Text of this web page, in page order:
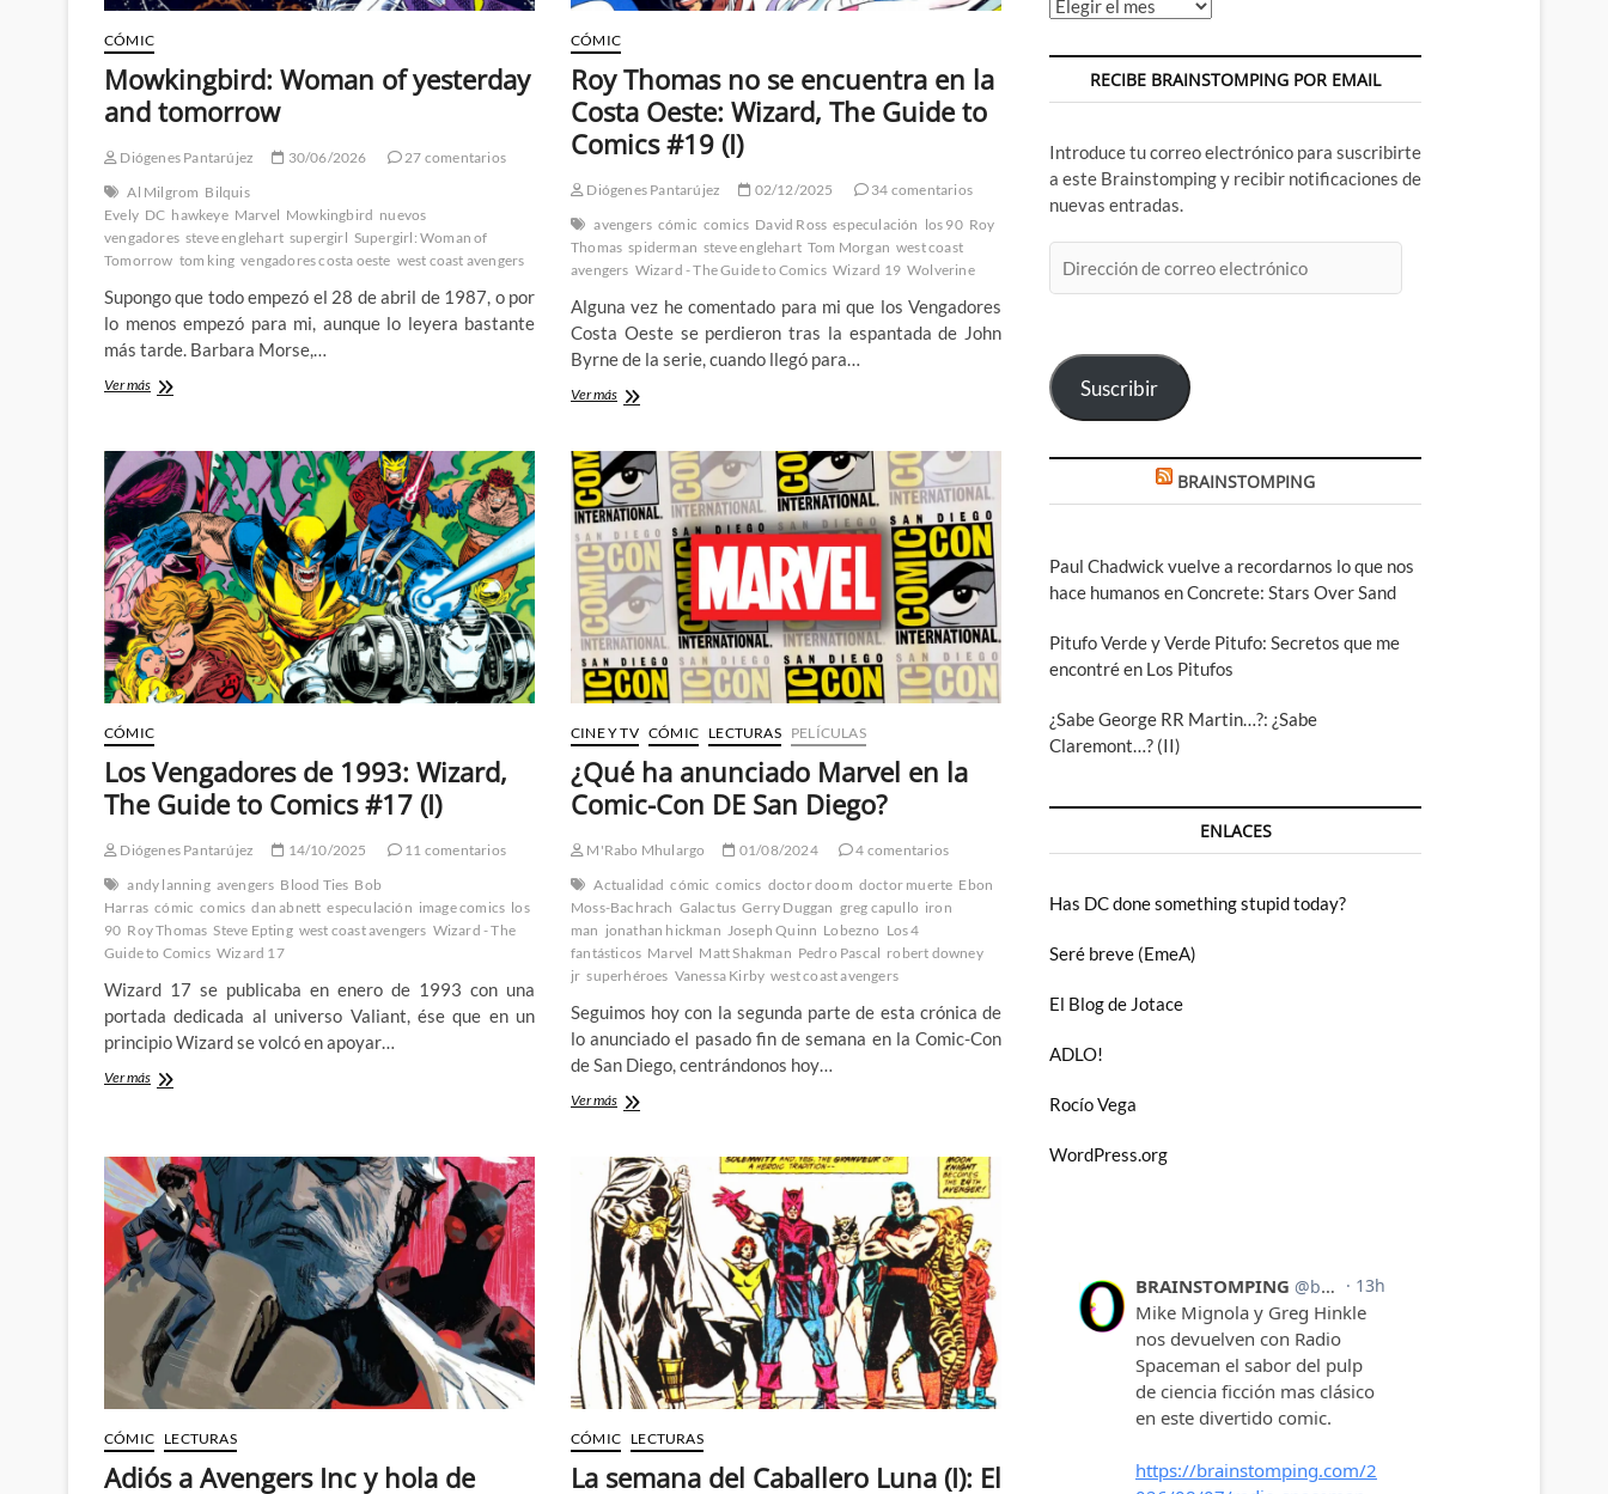
CÓMIC
Mowkingbird: Woman of yesterday
and tomorrow
Diógenes Pantarújez 30/06/2026
27 comentarios
Al Milgrom Bilquis
Evely DC hawkeye Marvel Mowkingbird nuevos
vengadores steve englehart supergirl Supergirl: Woman of
Tomorrow tom king vengadores costa oeste west coast avengers
Supongo que todo empezó el 28 de abril de 1987, o por
lo menos empezó para mi, aunque lo leyera bastante
más tarde. Barbara Morse,…
Ver másMowkingbird:
yesterday
and
tomorrow
CÓMIC
Roy Thomas no se encuentra en la
Costa Oeste: Wizard, The Guide to
Comics #19 (I)
Diógenes Pantarújez 02/12/2025
34 comentarios
avengers cómic comics David Ross especulación los 90 Roy
Thomas spiderman steve englehart Tom Morgan west coast
avengers Wizard - The Guide to Comics Wizard 19 Wolverine
Alguna vez he comentado para mi que los Vengadores
Costa Oeste se perdieron tras la espantada de John
Byrne de la serie, cuando llegó para…
Ver másRoy
se
encuentra
en
la
Costa
Oeste:
Wizard,
The
Guide
to
Comics
#19
CÓMIC
Los Vengadores de 1993: Wizard,
The Guide to Comics #17 (I)
Diógenes Pantarújez 14/10/2025
11 comentarios
andy lanning avengers Blood Ties Bob
Harras cómic comics dan abnett especulación image comics los
90 Roy Thomas Steve Epting west coast avengers Wizard - The
Guide to Comics Wizard 17
Wizard 17 se publicaba en enero de 1993 con una
portada dedicada al universo Valiant, ése que en un
principio Wizard se volcó en apoyar…
Ver másLos
Wizard,
The
Guide
to
Comics
#17
CINE Y TV CÓMIC LECTURAS PELÍCULAS
¿Qué ha anunciado Marvel en la
Comic-Con DE San Diego?
M'Rabo Mhulargo 01/08/2024
4 comentarios
Actualidad cómic comics doctor doom doctor muerte Ebon
Moss-Bachrach Galactus Gerry Duggan greg capullo iron
man jonathan hickman Joseph Quinn Lobezno Los 4
fantásticos Marvel Matt Shakman Pedro Pascal robert downey
jr superhéroes Vanessa Kirby west coast avengers
Seguimos hoy con la segunda parte de esta crónica de
lo anunciado el pasado fin de semana en la Comic-Con
de San Diego, centrándonos hoy…
Ver más¿Qué
Marvel
en
la
Comic-
Con
DE
San
Diego?
CÓMIC LECTURAS
Adiós a Avengers Inc y hola de
CÓMIC LECTURAS
La semana del Caballero Luna (I): El
Archivos
RECIBE BRAINSTOMPING POR EMAIL
Introduce tu correo electrónico para suscribirte
a este Brainstomping y recibir notificaciones de
nuevas entradas.
de
Suscribir
BRAINSTOMPING
Paul Chadwick vuelve a recordarnos lo que nos
hace humanos en Concrete: Stars Over Sand
Pitufo Verde y Verde Pitufo: Secretos que me
encontré en Los Pitufos
¿Sabe George RR Martin…?: ¿Sabe
Claremont…? (II)
ENLACES
Has DC done something stupid today?
Seré breve (EmeA)
El Blog de Jotace
ADLO!
Rocío Vega
WordPress.org